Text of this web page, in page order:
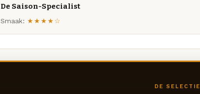
De Saison-Specialist
Smaak: ★★★★☆
DE SELECTIE